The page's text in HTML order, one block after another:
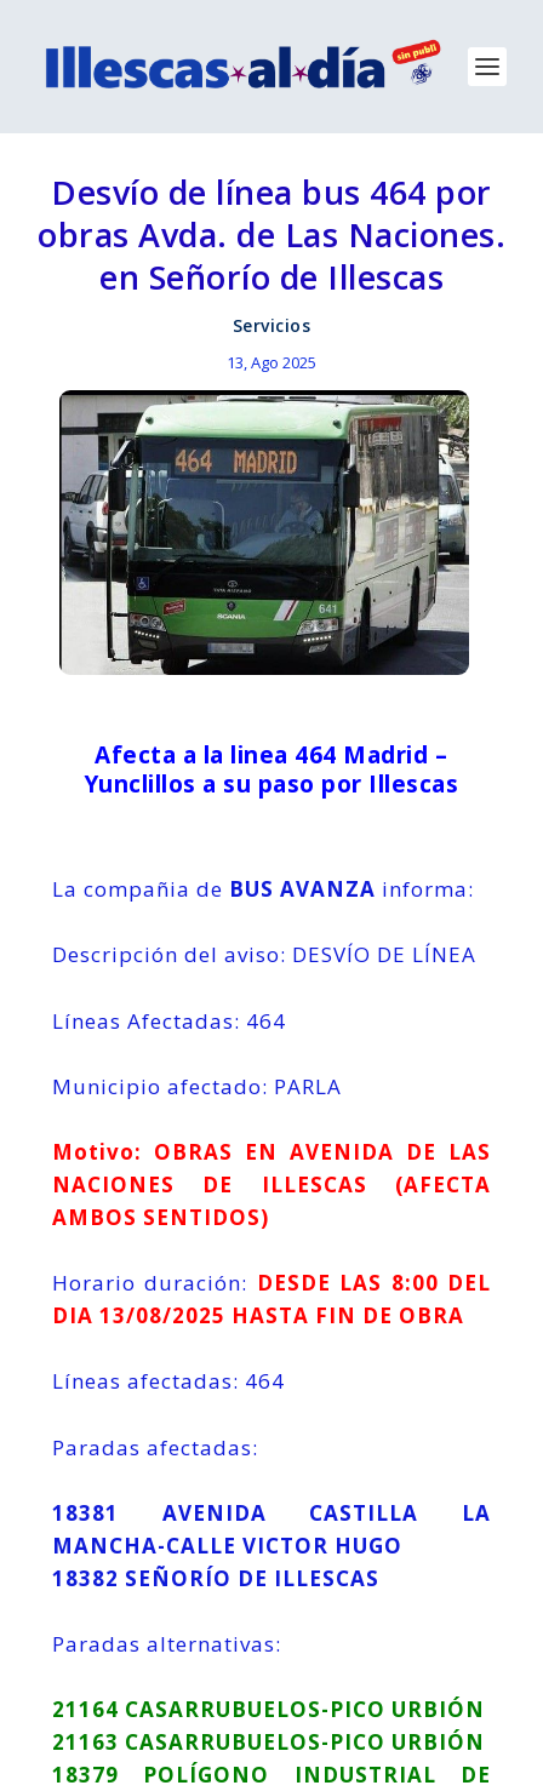
Desvío de línea bus 464 por
obras Avda. de Las Naciones.
en Señorío de Illescas
Servicios
13, Ago 2025
Afecta a la linea 464 Madrid –
Yunclillos a su paso por Illescas
La compañia de BUS AVANZA informa:
Descripción del aviso: DESVÍO DE LÍNEA
Líneas Afectadas: 464
Municipio afectado: PARLA
Motivo: OBRAS EN AVENIDA DE LAS
NACIONES DE ILLESCAS (AFECTA
AMBOS SENTIDOS)
Horario duración: DESDE LAS 8:00 DEL
DIA 13/08/2025 HASTA FIN DE OBRA
Líneas afectadas: 464
Paradas afectadas:
18381 AVENIDA CASTILLA LA
MANCHA-CALLE VICTOR HUGO
18382 SEÑORÍO DE ILLESCAS
Paradas alternativas:
21164 CASARRUBUELOS-PICO URBIÓN
21163 CASARRUBUELOS-PICO URBIÓN
18379 POLÍGONO INDUSTRIAL DE